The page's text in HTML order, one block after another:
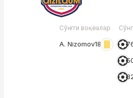
Сўнгги воқеалар
A. Nizomov18′